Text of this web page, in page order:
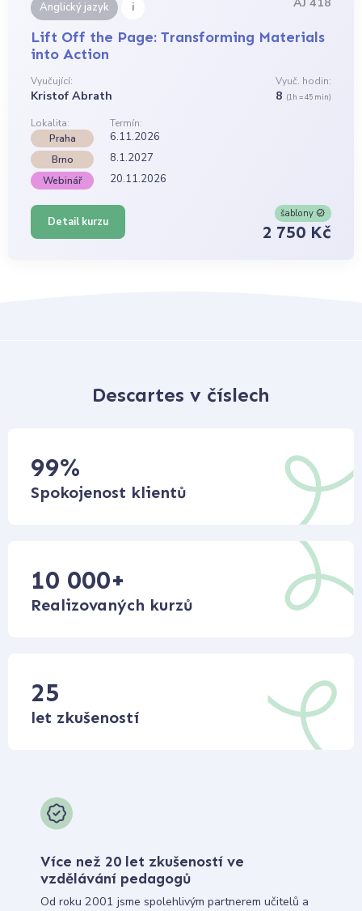
Anglický jazyk i
Lift Off the Page: Transforming Materials
into Action
Vyučující:
Kristof Abrath
Vyuč. hodin:
8 (1h = 45 min)
Lokalita:
Termín:
Praha
6.11.2026
Brno 8.1.2027
Webinář 20.11.2026
Detail kurzu
šablony
2 750 Kč
Descartes v číslech
99%
Spokojenost klientů
10 000+
Realizovaných kurzů
25
let zkušeností
Více než 20 let zkušeností ve
vzdělávání pedagogů
Od roku 2001 jsme spolehlivým partnerem učitelů a